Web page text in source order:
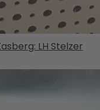
LH Stelzer